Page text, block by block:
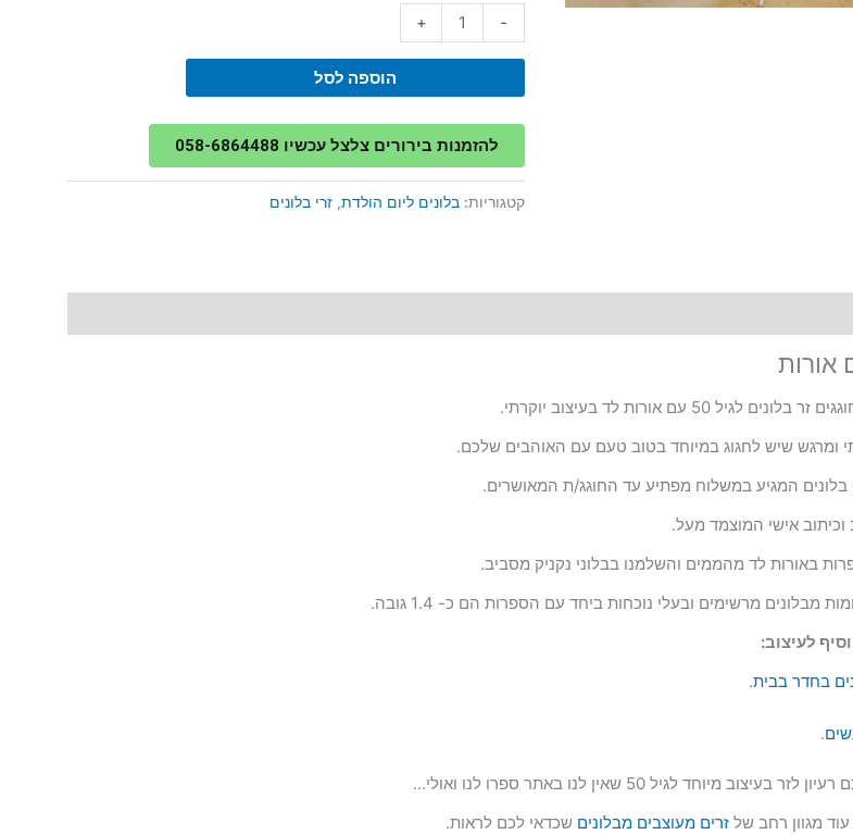
-
+
הוספה לסל
להזמנות בירורים צלצל עכשיו 058-6864488
קטגוריות: בלונים ליום הולדת, זרי בלונים
50 עם אורות לד בעיצוב יוקרתי.
בלונים המגיע במשלוח מפתיע עד החוגג/ת המאושרים.
וכיתוב אישי המוצמד מעל.
באורות לד מהממים והשלמנו בבלוני נקניק מסביב.
לעיצוב:
בחדר בבית.
.
לגיל 50 שאין לנו באתר ספרו לנו ואולי…
מגוון רחב של זרים מעוצבים מבלונים שכדאי לכם לראות.